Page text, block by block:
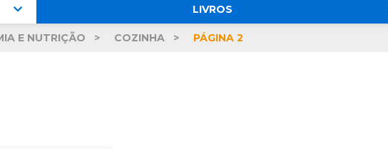
LIVROS
E NUTRIÇÃO COZINHA PÁGINA 2